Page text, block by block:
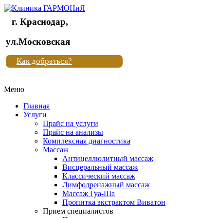
Клиника
"Новая
жизнь"
Клиника
жизнь"
г. Краснодар,
ул.Московская
Как добраться?
Меню
Главная
Услуги
Прайс на услуги
Прайс на анализы
Комплексная диагностика
Массаж
Антицеллюлитный массаж
Висцеральный массаж
Классический массаж
Лимфодренажный массаж
Массаж Гуа-Ша
Пропитка экстрактом Виватон
Прием специалистов